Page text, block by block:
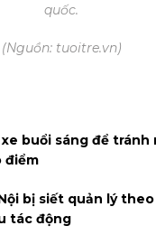
quốc.
(Nguồn: tuoitre.vn)
buổi sáng để tránh
điểm
bị siết quản lý
tác động